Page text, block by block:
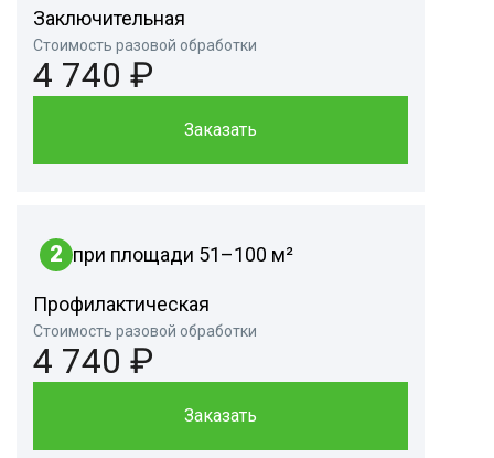
Заключительная
Стоимость разовой обработки
4 740 ₽
Заказать
2 при площади 51–100 м²
Профилактическая
Стоимость разовой обработки
4 740 ₽
Заказать